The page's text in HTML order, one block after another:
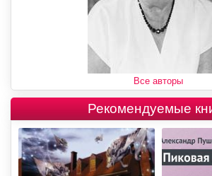
Все авторы
Рекомендуемые